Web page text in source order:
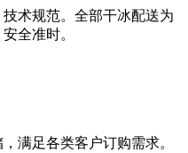
术规范。全部干冰配送为
全准时。
满足各类客户订购需求。